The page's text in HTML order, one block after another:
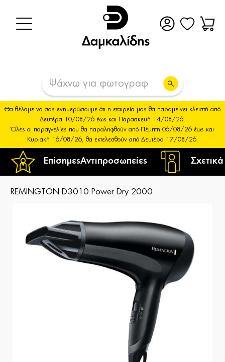
ΕπίσημεςΑντιπροσωπείες
Θα θέλαμε να σας ενημερώσουμε ότι η εταιρεία μας θα παραμείνει κλειστή από
Δευτέρα 10/08/26 έως και Παρασκευή 14/08/26.
Όλες οι παραγγελίες που θα παραληφθούν από Πέμπτη 06/08/26 έως και
Κυριακή 16/08/26, θα εκτελεσθούν από Δευτέρα 17/08/26.
REMINGTON D3010 Power Dry 2000